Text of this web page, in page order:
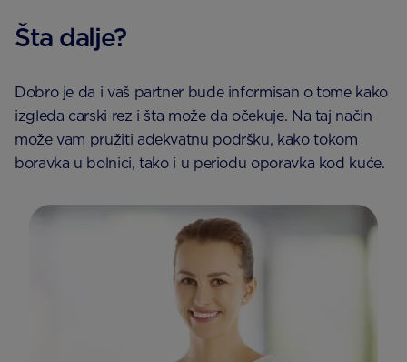
Šta dalje?
Dobro je da i vaš partner bude informisan o tome kako
izgleda carski rez i šta može da očekuje. Na taj način
može vam pružiti adekvatnu podršku, kako tokom
boravka u bolnici, tako i u periodu oporavka kod kuće.